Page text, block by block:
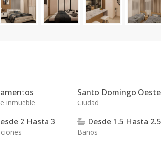
inmueble
Santo Domingo Oeste
Ciudad
2 Hasta 3 Desde 1.5 Hasta 2.5
Baños